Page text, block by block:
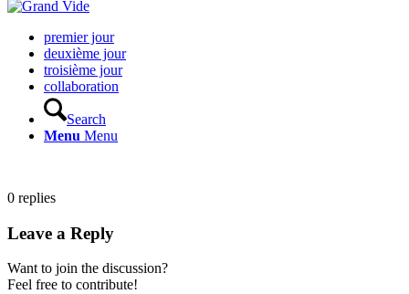
premier jour
deuxième jour
troisième jour
collaboration
Search
Menu Menu
0 replies
Leave a Reply
Want to join the discussion?
Feel free to contribute!